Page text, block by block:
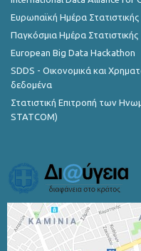
Ευρωπαϊκή Ημέρα Στατιστικής
Παγκόσμια Ημέρα Στατιστικής
European Big Data Hackathon
SDDS - Οικονομικά και
δεδομένα
Στατιστική Επιτροπή των
STATCOM)